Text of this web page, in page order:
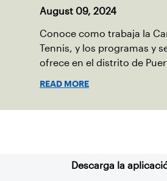
August 09, 2024
Conoce como trabaja la
Tennis, y los programas y
ofrece en el distrito de
READ MORE
Descarga la